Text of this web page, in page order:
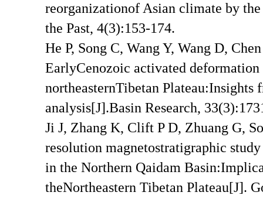
reorganizationof Asian climate by
the Past, 4(3):153-174.
He P, Song C, Wang Y, Wang D,
EarlyCenozoic activated
northeasternTibetan
analysis[J].Basin Research,
Ji J, Zhang K, Clift P D, Zhuang G,
resolution magnetostratigraphic
in the Northern Qaidam
theNortheastern Tibetan Plateau[J].